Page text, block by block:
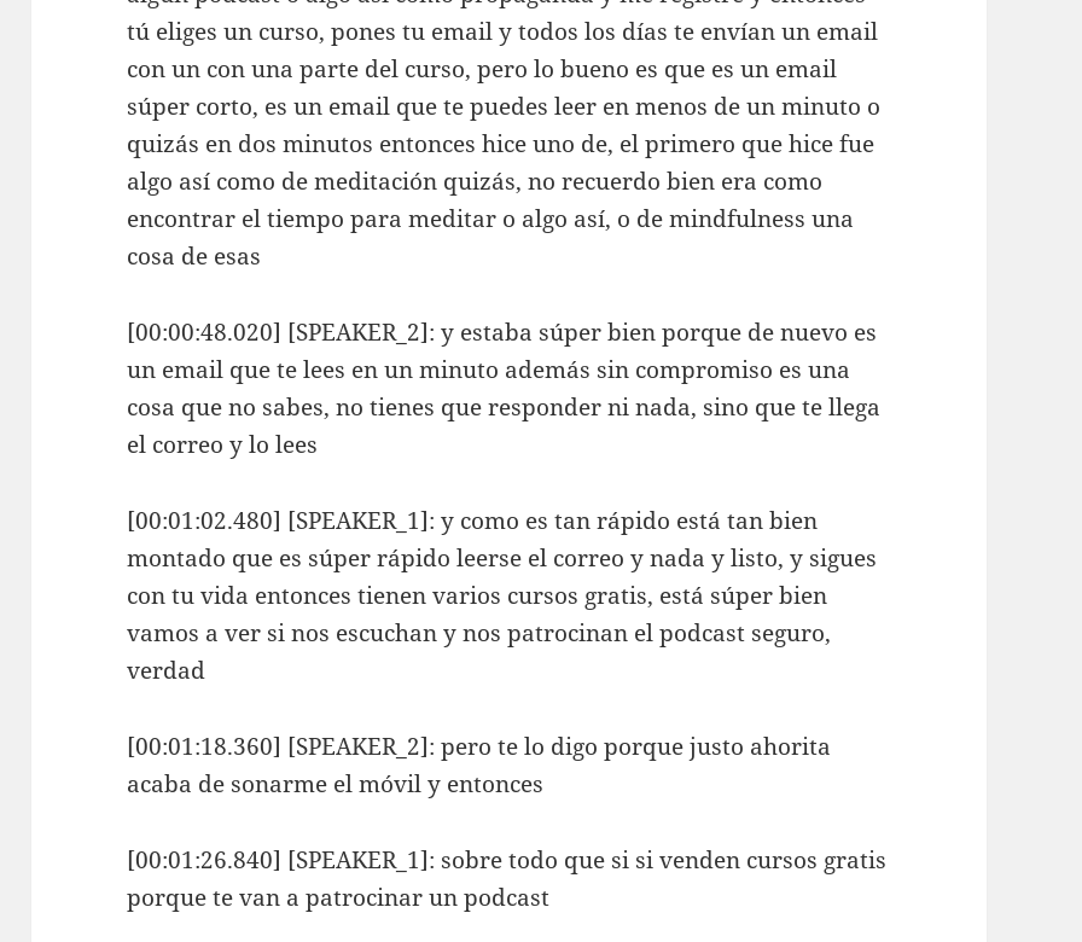
tú eliges un curso, pones tu email y todos los días te envían un email
con un con una parte del curso, pero lo bueno es que es un email
súper corto, es un email que te puedes leer en menos de un minuto o
quizás en dos minutos entonces hice uno de, el primero que hice fue
algo así como de meditación quizás, no recuerdo bien era como
encontrar el tiempo para meditar o algo así, o de mindfulness una
cosa de esas
[00:00:48.020] [SPEAKER_2]: y estaba súper bien porque de nuevo es
un email que te lees en un minuto además sin compromiso es una
cosa que no sabes, no tienes que responder ni nada, sino que te llega
el correo y lo lees
[00:01:02.480] [SPEAKER_1]: y como es tan rápido está tan bien
montado que es súper rápido leerse el correo y nada y listo, y sigues
con tu vida entonces tienen varios cursos gratis, está súper bien
vamos a ver si nos escuchan y nos patrocinan el podcast seguro,
verdad
[00:01:18.360] [SPEAKER_2]: pero te lo digo porque justo ahorita
acaba de sonarme el móvil y entonces
[00:01:26.840] [SPEAKER_1]: sobre todo que si si venden cursos gratis
porque te van a patrocinar un podcast